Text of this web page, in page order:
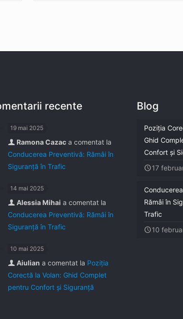
recente
19 mai 2025
Ramona Cazac a comentat la
Conducerea Preventivă: Rămâi în
Siguranță în Trafic
14 mai 2025
Alessia Mihai a comentat la
Conducerea Preventivă: Rămâi în
Siguranță în Trafic
10 mai 2025
Aiulian a comentat la Poziția
Corectă la Volan: Ghid Complet
pentru Confort și Siguranță
Blog
Poziția
Ghid
Confort și
17
Rămâi în
Trafic
10